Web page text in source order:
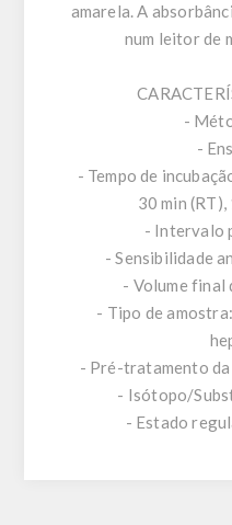
amarela. A
num leitor de
-
-
- Tempo de
30 min
- Intervalo
- Sensibilidade
- Volume final
- Tipo de
- Pré-tratamento
- Isótopo/
- Estado